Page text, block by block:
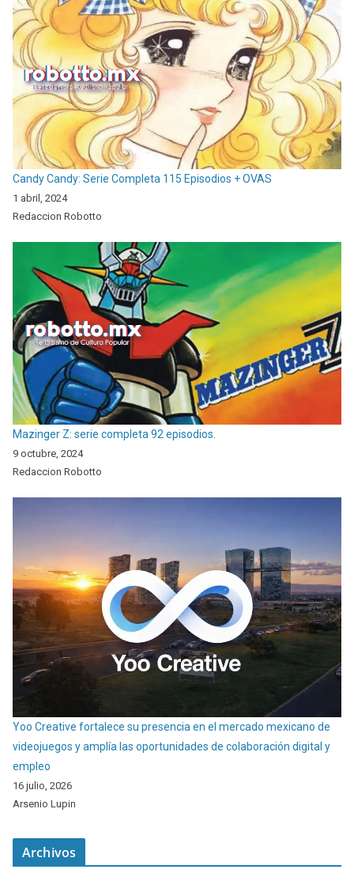
Candy Candy: Serie Completa 115 Episodios + OVAS
1 abril, 2024
Redaccion Robotto
Mazinger Z: serie completa 92 episodios.
9 octubre, 2024
Redaccion Robotto
Yoo Creative fortalece su presencia en el mercado mexicano de
videojuegos y amplía las oportunidades de colaboración digital y
empleo
16 julio, 2026
Arsenio Lupin
Archivos